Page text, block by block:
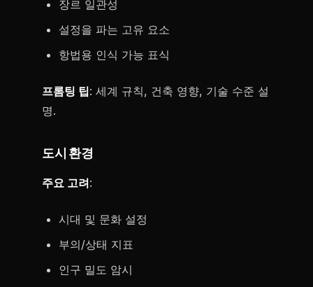
장르 일관성
설정을 파는 고유 요소
항법용 인식 가능 표식
프롬팅 팁: 세계 규칙, 건축 영향, 기술 수준 설
명.
도시 환경
주요 고려:
시대 및 문화 설정
부의/상태 지표
인구 밀도 암시